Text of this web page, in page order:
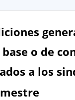
o de
a los